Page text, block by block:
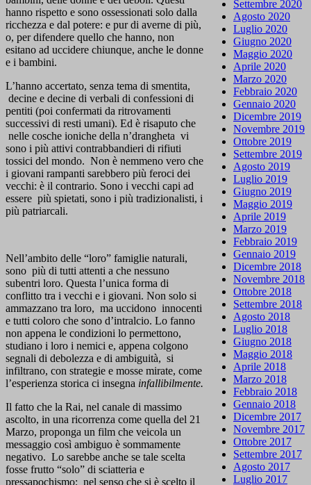
hanno rispetto e sono ossessionati solo dalla
ricchezza e dal potere: e pur di averne di più,
o, per difendere quello che hanno, non
esitano ad uccidere chiunque, anche le donne
e i bambini.
L’hanno accertato, senza tema di smentita,
decine e decine di verbali di confessioni di
pentiti (poi confermati da ritrovamenti
successivi di resti umani). Ed è risaputo che
nelle cosche ioniche della n’drangheta vi
sono i più attivi contrabbandieri di rifiuti
tossici del mondo. Non è nemmeno vero che
i giovani rampanti sarebbero più feroci dei
vecchi: è il contrario. Sono i vecchi capi ad
essere più spietati, sono i più tradizionalisti, i
più patriarcali.
Nell’ambito delle “loro” famiglie naturali,
sono più di tutti attenti a che nessuno
subentri loro. Questa l’unica forma di
conflitto tra i vecchi e i giovani. Non solo si
ammazzano tra loro, ma uccidono innocenti
e tutti coloro che sono d’intralcio. Lo fanno
non appena le condizioni lo permettono,
studiano i loro i nemici e, appena colgono
segnali di debolezza e di ambiguità, si
infiltrano, con strategie e mosse mirate, come
l’esperienza storica ci insegna infallibilmente.
Il fatto che la Rai, nel canale di massimo
ascolto, in una ricorrenza come quella del 21
Marzo, proponga un film che veicola un
messaggio così ambiguo è sommamente
negativo. Lo sarebbe anche se tale scelta
fosse frutto “solo” di sciatteria e
pressapochismo; nel senso che si è scelto il
Settembre 2020
Agosto 2020
Luglio 2020
Giugno 2020
Maggio 2020
Aprile 2020
Marzo 2020
Febbraio 2020
Gennaio 2020
Dicembre 2019
Novembre 2019
Ottobre 2019
Settembre 2019
Agosto 2019
Luglio 2019
Giugno 2019
Maggio 2019
Aprile 2019
Marzo 2019
Febbraio 2019
Gennaio 2019
Dicembre 2018
Novembre 2018
Ottobre 2018
Settembre 2018
Agosto 2018
Luglio 2018
Giugno 2018
Maggio 2018
Aprile 2018
Marzo 2018
Febbraio 2018
Gennaio 2018
Dicembre 2017
Novembre 2017
Ottobre 2017
Settembre 2017
Agosto 2017
Luglio 2017